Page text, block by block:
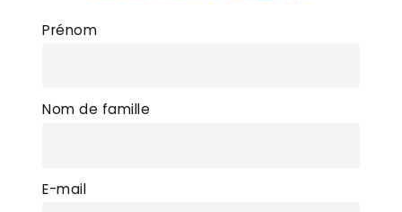
Prénom
Nom de famille
E-mail